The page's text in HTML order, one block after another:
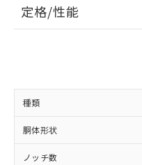
定格/性能
種類
胴体形状
ノッチ数